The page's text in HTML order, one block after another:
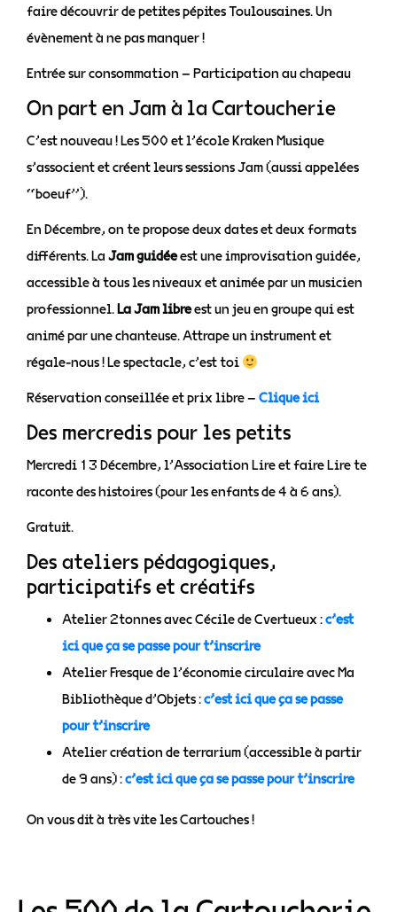
faire découvrir de petites pépites Toulousaines. Un
évènement à ne pas manquer !
Entrée sur consommation – Participation au chapeau
On part en Jam à la Cartoucherie
C’est nouveau ! Les 500 et l’école Kraken Musique
s’associent et créent leurs sessions Jam (aussi appelées
“boeuf”).
En Décembre, on te propose deux dates et deux formats
différents. La Jam guidéeest une improvisation guidée,
accessible à tous les niveaux et animée par un musicien
professionnel.La Jam libreest un jeu en groupe qui est
animé par une chanteuse. Attrape un instrument et
régale-nous ! Le spectacle, c’est toi
Réservation conseillée et prix libre – Clique ici
Des mercredis pour les petits
Mercredi 13 Décembre, l’Association Lire et faire Lire te
raconte des histoires (pour les enfants de 4 à 6 ans).
Gratuit.
Des ateliers pédagogiques,
participatifs et créatifs
Atelier 2tonnes avec Cécile de Cvertueux :c’est
ici que ça se passe pour t’inscrire
Atelier Fresque de l’économie circulaire avec Ma
Bibliothèque d’Objets :c’est ici que ça se passe
pour t’inscrire
Atelier création de terrarium (accessible à partir
de 9 ans) :c’est ici que ça se passe pour t’inscrire
On vous dit à très vite les Cartouches !